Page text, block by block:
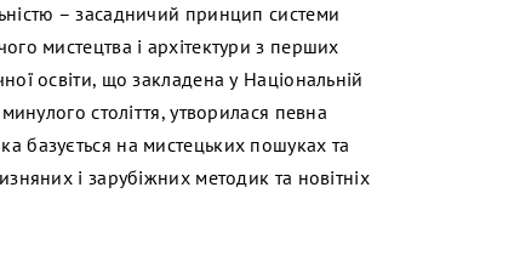
– засадничий принцип системи
мистецтва і архітектури з перших
освіти, що закладена у Національній
століття, утворилася певна
базується на мистецьких пошуках та
і зарубіжних методик та новітніх